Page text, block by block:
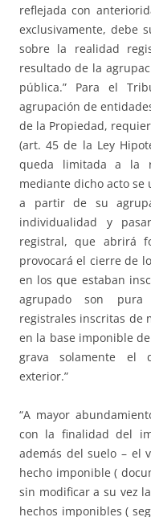
reflejada con
exclusivamente, debe
sobre la realidad
resultado de la
pública.” Para el
agrupación de
de la Propiedad,
(art. 45 de la Ley
queda limitada a la
mediante dicho acto se
a partir de su
individualidad y
registral, que abrirá
provocará el cierre de
en los que estaban
agrupado son
registrales inscritas de
en la base imponible
grava solamente el
exterior.”
“A mayor
con la finalidad del
además del suelo – el
hecho imponible (
sin modificar a su vez
hechos imponibles (